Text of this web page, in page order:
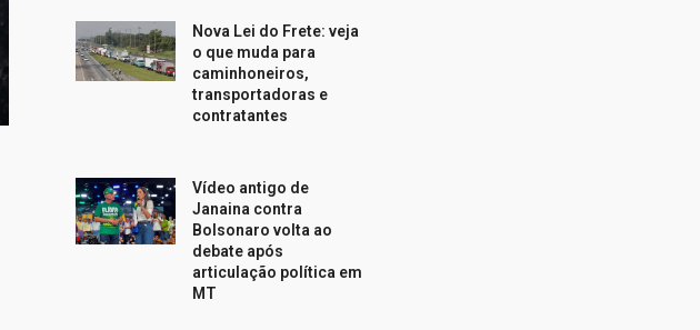
Nova Lei do Frete: veja
o que muda para
caminhoneiros,
transportadoras e
contratantes
Vídeo antigo de
Janaina contra
Bolsonaro volta ao
debate após
articulação política em
MT